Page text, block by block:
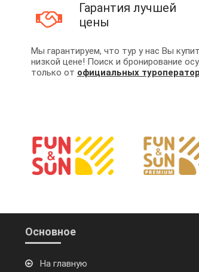
Гарантия лучшей
цены
Мы гарантируем, что тур у нас Вы
низкой цене! Поиск и бронирование
только от официальных
Основное
На главную